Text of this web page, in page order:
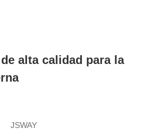
de alta calidad para la
JSWAY